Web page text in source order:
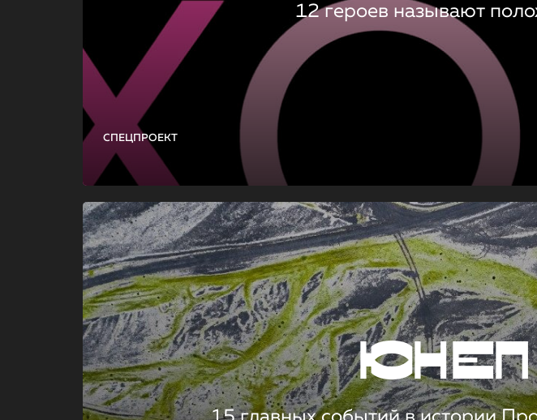
СПЕЦПРОЕКТ
12 героев называют
ЮНЕП